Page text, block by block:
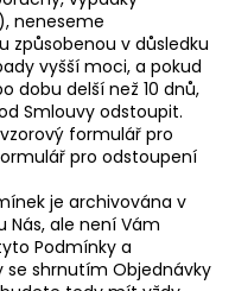
neneseme
způsobenou v důsledku
vyšší moci, a pokud
dobu delší než 10 dnů,
Smlouvy odstoupit.
formulář pro
pro odstoupení
je archivována v
Nás, ale není Vám
Podmínky a
se shrnutím Objednávky